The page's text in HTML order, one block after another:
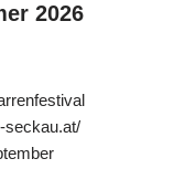
2026
seckau.at/